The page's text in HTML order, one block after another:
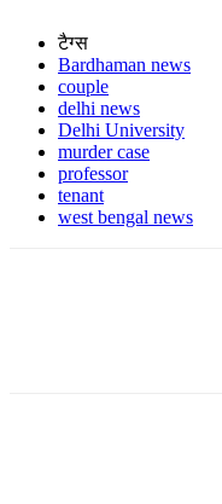
टैग्स
Bardhaman news
couple
delhi news
Delhi University
murder case
professor
tenant
west bengal news